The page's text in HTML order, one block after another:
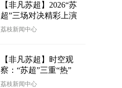
【非凡苏超】2026“苏
超”三场对决精彩上演
荔枝新闻中心
【非凡苏超】时空观
察：“苏超”三重“热”
荔枝新闻中心